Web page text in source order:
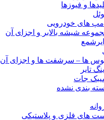
و فیوزها
های خودرویی
شیشه بالابر و اجزای آن
ها – سرشفت ها و اجزای آن
تایر
جات
بندی نشده
های فلزی و پلاستیکی